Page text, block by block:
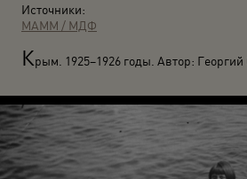
Источники:
МАММ / МДФ
Крым. 1925–1926 годы. Автор: Георгий